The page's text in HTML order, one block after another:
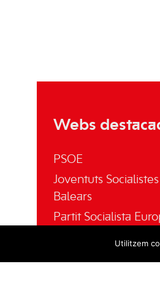
Webs
PSOE
Joventuts
Balears
Partit Socialista
Utilitzem